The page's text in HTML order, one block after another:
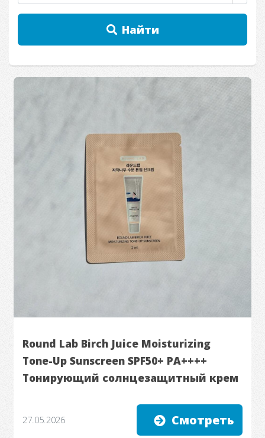
Найти
Round Lab Birch Juice Moisturizing
Tone-Up Sunscreen SPF50+ PA++++
Тонирующий солнцезащитный крем
27.05.2026 Смотреть